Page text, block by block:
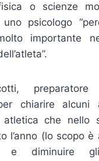
o scienze
psicologo
importante
chiarire alcuni
atletica che nello
l’anno (lo scopo è
e diminuire